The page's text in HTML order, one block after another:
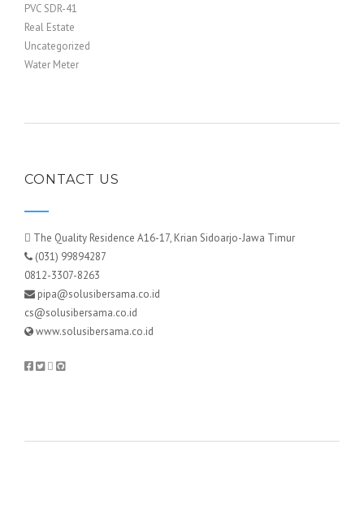
PVC SDR-41
Real Estate
Uncategorized
Water Meter
CONTACT US
The Quality Residence A16-17, Krian Sidoarjo-Jawa Timur
(031) 99894287
0812-3307-8263
pipa@solusibersama.co.id
cs@solusibersama.co.id
www.solusibersama.co.id